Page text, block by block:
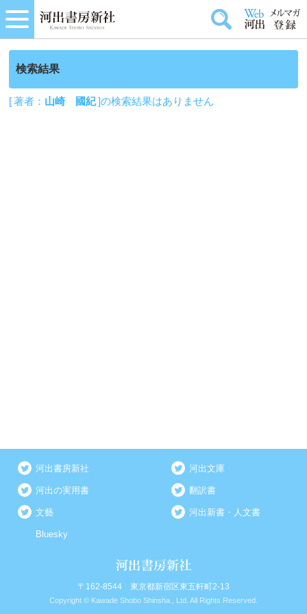
検索結果
[ 著者： 山崎 國紀]の検索結果はありません
河出書房新社 河出文庫
河出の実用書 翻訳書
文藝 河出新書・人文書
Bluesky
〒162-8544 東京都新宿区東五軒町2-13
Copyright © Kawade Shobo Shinsha., Ltd. All Rights Reserved.